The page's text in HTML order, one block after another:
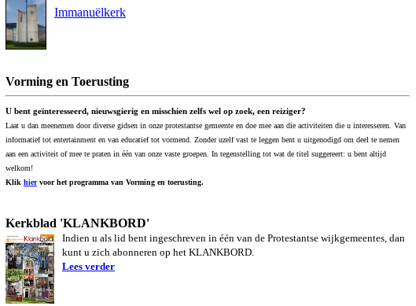
Immanuëlkerk
Vorming en Toerusting
U bent geïnteresseerd, nieuwsgierig en misschien zelfs wel op zoek, een reiziger?
Laat u dan meenemen door diverse gidsen in onze protestantse gemeente en doe mee aan die activiteiten die u interesseren. Van
informatief tot entertainment en van educatief tot vormend. Zonder uzelf vast te leggen bent u uitgenodigd om deel te nemen
aan een activiteit of mee te praten in één van onze vaste groepen. In tegenstelling tot wat de titel suggereert: u bent altijd
welkom!
Klik hiervoor het programma van Vorming en toerusting.
Kerkblad 'KLANKBORD'
Indien u als lid bent ingeschreven in één van de Protestantse wijkgemeentes, dan
kunt u zich abonneren op het KLANKBORD.
Lees verder